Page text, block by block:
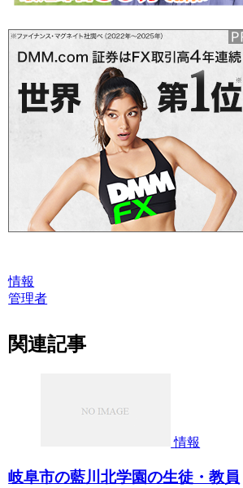
情報
管理者
関連記事
情報
岐阜市の藍川北学園の生徒・教員